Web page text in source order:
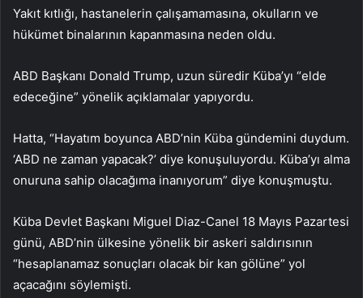
Yakıt kıtlığı, hastanelerin çalışamamasına, okulların ve
hükümet binalarının kapanmasına neden oldu.
ABD Başkanı Donald Trump, uzun süredir Küba’yı “elde
edeceğine” yönelik açıklamalar yapıyordu.
Hatta, “Hayatım boyunca ABD’nin Küba gündemini duydum.
‘ABD ne zaman yapacak?’ diye konuşuluyordu. Küba’yı alma
onuruna sahip olacağıma inanıyorum” diye konuşmuştu.
Küba Devlet Başkanı Miguel Diaz-Canel 18 Mayıs Pazartesi
günü, ABD’nin ülkesine yönelik bir askeri saldırısının
“hesaplanamaz sonuçları olacak bir kan gölüne” yol
açacağını söylemişti.